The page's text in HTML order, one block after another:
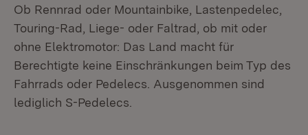
Ob Rennrad oder Mountainbike, Lastenpedelec,
Touring-Rad, Liege- oder Faltrad, ob mit oder
ohne Elektromotor: Das Land macht für
Berechtigte keine Einschränkungen beim Typ des
Fahrrads oder Pedelecs. Ausgenommen sind
lediglich S-Pedelecs.